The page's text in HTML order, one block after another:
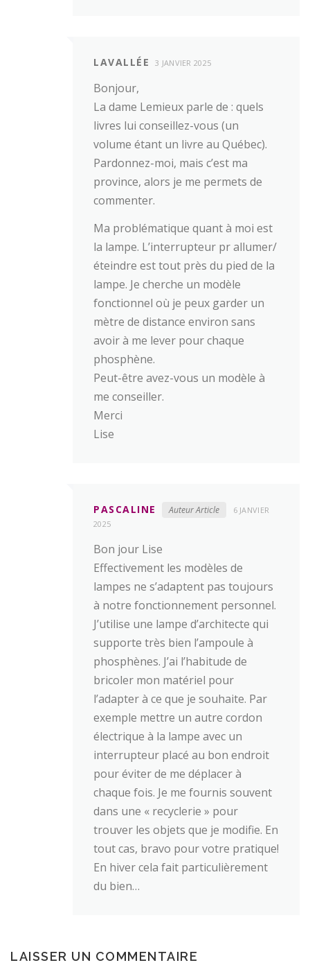
LAVALLÉE 3 JANVIER 2025
Bonjour,
La dame Lemieux parle de : quels
livres lui conseillez-vous (un
volume étant un livre au Québec).
Pardonnez-moi, mais c’est ma
province, alors je me permets de
commenter.
Ma problématique quant à moi est
la lampe. L’interrupteur pr allumer/
éteindre est tout près du pied de la
lampe. Je cherche un modèle
fonctionnel où je peux garder un
mètre de distance environ sans
avoir à me lever pour chaque
phosphène.
Peut-être avez-vous un modèle à
me conseiller.
Merci
Lise
PASCALINE Auteur Article
6 JANVIER
2025
Bon jour Lise
Effectivement les modèles de
lampes ne s’adaptent pas toujours
à notre fonctionnement personnel.
J’utilise une lampe d’architecte qui
supporte très bien l’ampoule à
phosphènes. J’ai l’habitude de
bricoler mon matériel pour
l’adapter à ce que je souhaite. Par
exemple mettre un autre cordon
électrique à la lampe avec un
interrupteur placé au bon endroit
pour éviter de me déplacer à
chaque fois. Je me fournis souvent
dans une « recyclerie » pour
trouver les objets que je modifie. En
tout cas, bravo pour votre pratique!
En hiver cela fait particulièrement
du bien…
LAISSER UN COMMENTAIRE